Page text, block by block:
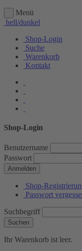
Menü
hell/dunkel
Shop-Login
Suche
Warenkorb
Kontakt
Shop-Login
Benutzername
Passwort
Anmelden
Shop-
Passwort
Suchbegriff
Suchen
Ihr Warenkorb ist leer.